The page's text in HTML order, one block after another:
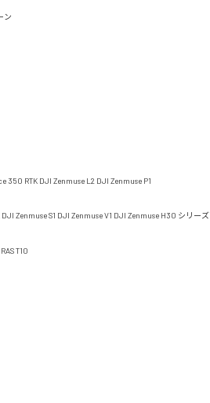
ン
350 RTK DJI Zenmuse L2 DJI Zenmuse P1
DJI Zenmuse S1 DJI Zenmuse V1 DJI Zenmuse H30 シリーズ
T10